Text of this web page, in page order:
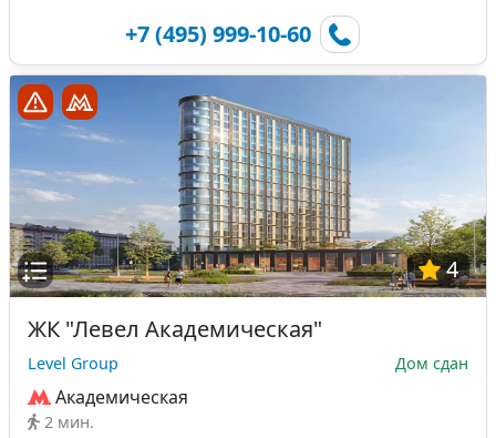
+7 (495) 999-10-60
4
ЖК "Левел Академическая"
Level Group Дом сдан
Академическая
2 мин.